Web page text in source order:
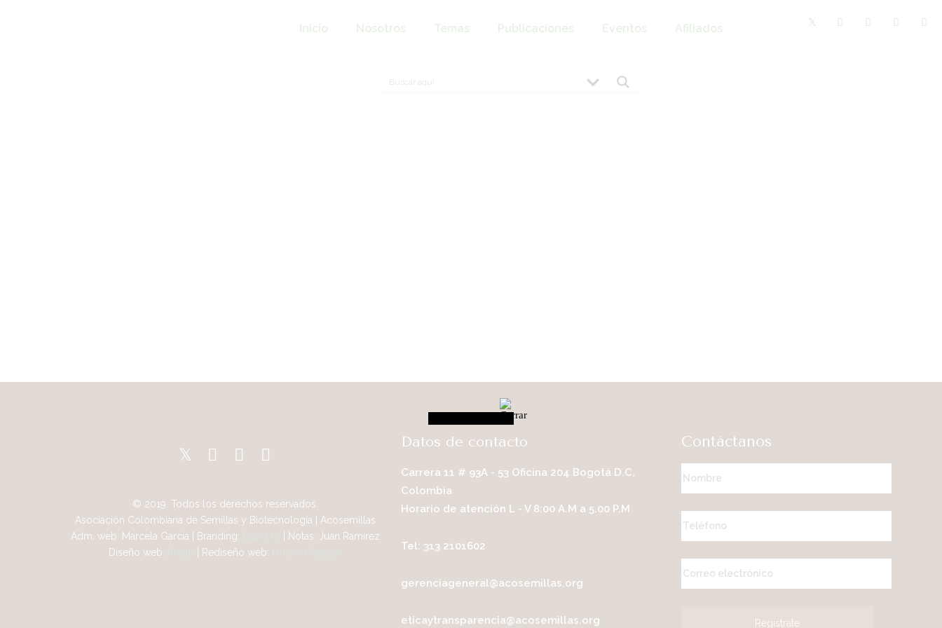
Inicio Nosotros Temas Publicaciones Eventos Afiliados
© 2019. Todos los derechos reservados.
Asociación Colombiana de Semillas y Biotecnología | Acosemillas
Adm. web: Marcela García | Branding:
| Notas: Juan Ramírez
Diseño web:
| Rediseño web:
Datos de contacto
Carrera 11 # 93A - 53 Oficina 204 Bogotá D.C,
Colombia
Horario de atención L - V 8:00 A.M a 5.00 P.M
Tel: 313 2101602
gerenciageneral@acosemillas.org
eticaytransparencia@acosemillas.org
Contáctanos